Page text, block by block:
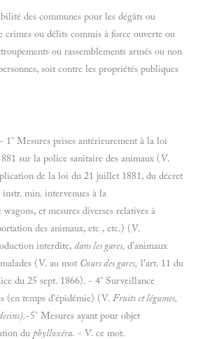
des communes pour les dégâts ou
crimes ou délits commis à force ouverte ou
ou rassemblements armés ou non
soit contre les propriétés publiques
Mesures prises antérieurement à la loi
sur la police sanitaire des animaux (V.
de la loi du 21 juillet 1881, du décret
min. intervenues à la
et mesures diverses relatives à
des animaux, etc , etc.) (V.
interdite, dans les gares, d'animaux
(V. au mot Cours des gares, l'art. 11 du
du 25 sept. 1866). - 4° Surveillance
(en temps d'épidémie) (V. Fruits et légumes,
-5° Mesures ayant pour objet
du phylloxéra. - V. ce mot.